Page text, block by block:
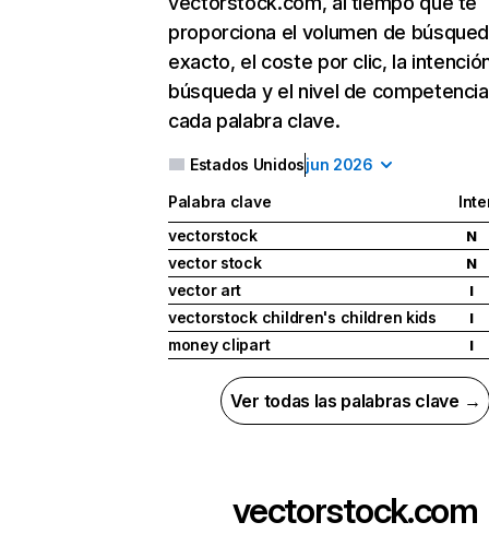
proporciona el volumen de
exacto, el coste por clic, la
búsqueda y el nivel de
cada palabra clave.
Estados Unidosjun 2026
Palabra clave
vectorstock
N
vector stock N
vector art I
vectorstock children's children kids I
money clipart I
Ver todas las palabras clave →
vectorstock.com